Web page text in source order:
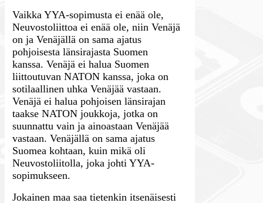
Vaikka YYA-sopimusta ei enää ole,
Neuvostoliittoa ei enää ole, niin Venäjä
on ja Venäjällä on sama ajatus
pohjoisesta länsirajasta Suomen
kanssa. Venäjä ei halua Suomen
liittoutuvan NATON kanssa, joka on
sotilaallinen uhka Venäjää vastaan.
Venäjä ei halua pohjoisen länsirajan
taakse NATON joukkoja, jotka on
suunnattu vain ja ainoastaan Venäjää
vastaan. Venäjällä on sama ajatus
Suomea kohtaan, kuin mikä oli
Neuvostoliitolla, joka johti YYA-
sopimukseen.
Jokainen maa saa tietenkin itsenäisesti